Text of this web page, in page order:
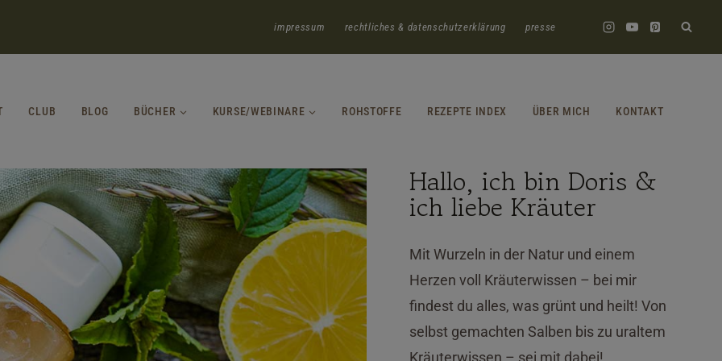
impressum rechtliches & datenschutzerklärung presse
CLUB BLOG BÜCHER KURSE/WEBINARE ROHSTOFFE REZEPTE INDEX ÜBER MICH KONTAKT
Hallo, ich bin Doris &
ich liebe Kräuter
Mit Wurzeln in der Natur und einem
Herzen voll Kräuterwissen – bei mir
findest du alles, was grünt und heilt! Von
selbst gemachten Salben bis zu uraltem
Kräuterwissen – sei mit dabei!